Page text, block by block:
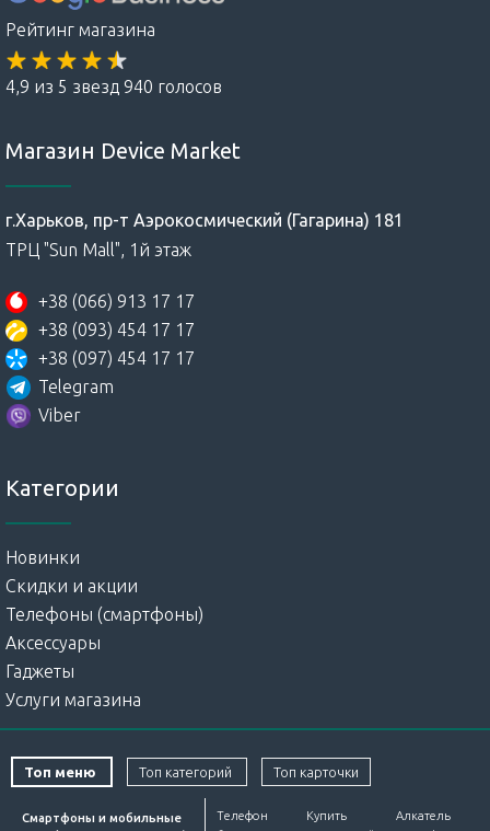
Рейтинг магазина
4,9 из 5 звезд 940 голосов
Магазин Device Market
г.Харьков, пр-т Аэрокосмический (Гагарина) 181
ТРЦ "Sun Mall", 1й этаж
+38 (066) 913 17 17
+38 (093) 454 17 17
+38 (097) 454 17 17
Telegram
Viber
Категории
Новинки
Скидки и акции
Телефоны (смартфоны)
Аксессуары
Гаджеты
Услуги магазина
Топ меню Топ категорий Топ карточки
Смартфоны и мобильные
Телефон
Купить
Алкатель